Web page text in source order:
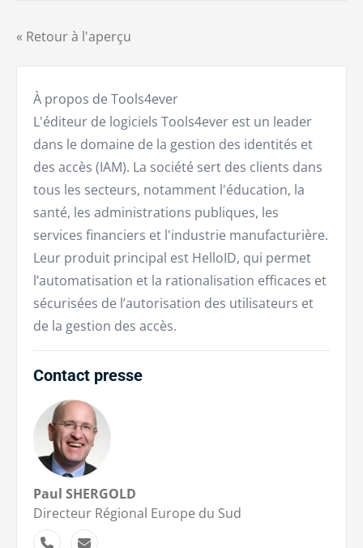
« Retour à l'aperçu
À propos de Tools4ever
L'éditeur de logiciels Tools4ever est un leader
dans le domaine de la gestion des identités et
des accès (IAM). La société sert des clients dans
tous les secteurs, notamment l'éducation, la
santé, les administrations publiques, les
services financiers et l'industrie manufacturière.
Leur produit principal est HelloID, qui permet
l’automatisation et la rationalisation efficaces et
sécurisées de l’autorisation des utilisateurs et
de la gestion des accès.
Contact presse
Paul SHERGOLD
Directeur Régional Europe du Sud